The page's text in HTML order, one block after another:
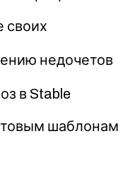
своих
недочетов
в Stable
шаблонам